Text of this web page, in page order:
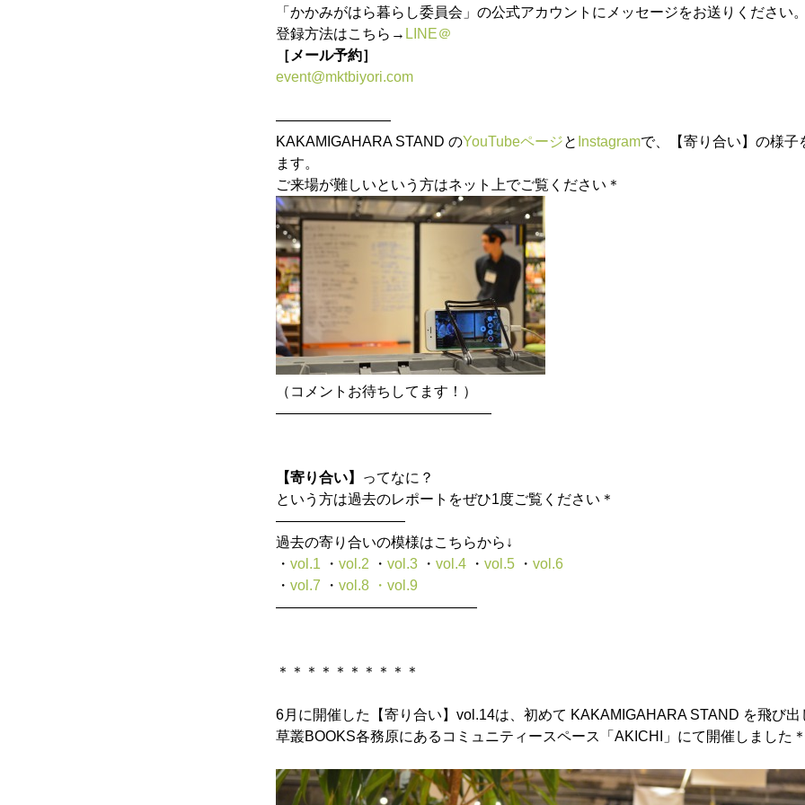
「かかみがはら暮らし委員会」の公式アカウントにメッセージをお送りください。
登録方法はこちら→ LINE＠
［メール予約］
event@mktbiyori.com
————————
KAKAMIGAHARA STAND のYouTubeページと Instagramで、【寄り合い】の様子
ます。
ご来場が難しいという方はネット上でご覧ください＊
（コメントお待ちしてます！）
———————————————
【寄り合い】
ってなに？
という方は過去のレポートをぜひ1度ご覧ください＊
—————————
過去の寄り合いの模様はこちらから↓
・ vol.1 ・ vol.2 ・ vol.3 ・ vol.4 ・ vol.5 ・ vol.6
・ vol.7 ・ vol.8
・vol.9
——————————————
＊＊＊＊＊＊＊＊＊＊
6月に開催した【寄り合い】vol.14は、初めて KAKAMIGAHARA STAND を飛び出
草叢BOOKS各務原にあるコミュニティースペース「AKICHI」にて開催しました＊